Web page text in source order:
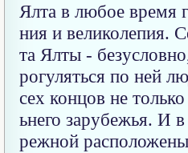
Ялта в любое время
ния и великолепия.
та Ялты -
рогуляться по ней
сех концов не
ьнего зарубежья. И
режной